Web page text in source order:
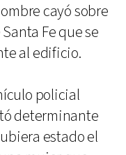
cayó sobre
Fe que se
al edificio.
policial
determinante
estado el